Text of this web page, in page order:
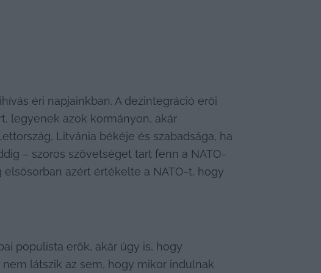
éri napjainkban. A dezintegráció erői
legyenek azok kormányon, akár
Litvánia békéje és szabadsága, ha
– szoros szövetséget tart fenn a NATO-
azért értékelte a NATO-t, hogy
populista erők, akár úgy is, hogy
látszik az sem, hogy mikor indulnak